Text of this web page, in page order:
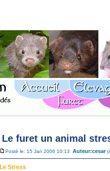
Le furet un animal
Posté le: 15 Jan 2006 10:13 Auteur:cesar
Le Stress